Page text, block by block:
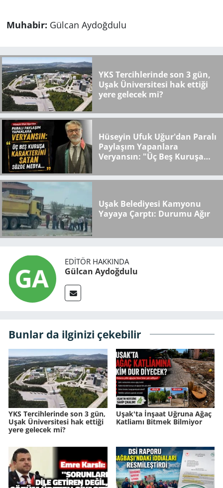
Muhabir: Gülcan Aydoğdulu
YKS Tercihlerinde son 3 gün,
Uşak Üniversitesi hak ettiği
yere gelecek mi?
Hüseyin Ufuk Uğur'dan Paralı
Paylaşım Yapanlara
Veryansın: "Üç Beş Kuruşa
Medya..."
Uşak Belediyesi Kamyonu
Yayaya Çarptı: Durumu Ağır
EDITÖR HAKKINDA
Gülcan Aydoğdulu
Bunlar da ilginizi çekebilir
YKS Tercihlerinde son 3 gün,
Uşak Üniversitesi hak ettiği
yere gelecek mi?
Uşak'ta İnşaat Uğruna Ağaç
Katliamı Bitmek Bilmiyor